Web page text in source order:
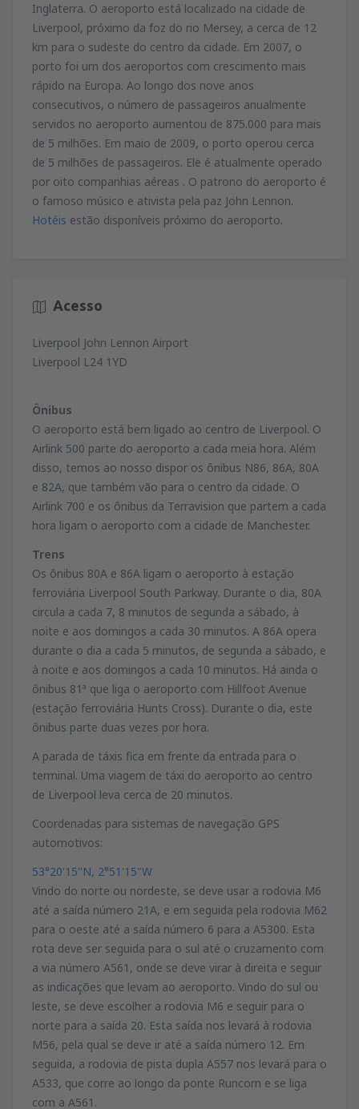
Inglaterra. O aeroporto está localizado na cidade de
Liverpool, próximo da foz do rio Mersey, a cerca de 12
km para o sudeste do centro da cidade. Em 2007, o
porto foi um dos aeroportos com crescimento mais
rápido na Europa. Ao longo dos nove anos
consecutivos, o número de passageiros anualmente
servidos no aeroporto aumentou de 875.000 para mais
de 5 milhões. Em maio de 2009, o porto operou cerca
de 5 milhões de passageiros. Ele é atualmente operado
por oito companhias aéreas . O patrono do aeroporto é
o famoso músico e ativista pela paz John Lennon.
Hotéis estão disponíveis próximo do aeroporto.
Acesso
Liverpool John Lennon Airport
Liverpool L24 1YD
Ônibus
O aeroporto está bem ligado ao centro de Liverpool. O
Airlink 500 parte do aeroporto a cada meia hora. Além
disso, temos ao nosso dispor os ônibus N86, 86A, 80A
e 82A, que também vão para o centro da cidade. O
Airlink 700 e os ônibus da Terravision que partem a cada
hora ligam o aeroporto com a cidade de Manchester.
Trens
Os ônibus 80A e 86A ligam o aeroporto à estação
ferroviária Liverpool South Parkway. Durante o dia, 80A
circula a cada 7, 8 minutos de segunda a sábado, à
noite e aos domingos a cada 30 minutos. A 86A opera
durante o dia a cada 5 minutos, de segunda a sábado, e
à noite e aos domingos a cada 10 minutos. Há ainda o
ônibus 81ª que liga o aeroporto com Hillfoot Avenue
(estação ferroviária Hunts Cross). Durante o dia, este
ônibus parte duas vezes por hora.
A parada de táxis fica em frente da entrada para o
terminal. Uma viagem de táxi do aeroporto ao centro
de Liverpool leva cerca de 20 minutos.
Coordenadas para sistemas de navegação GPS
automotivos:
53°20'15"N, 2°51'15"W
Vindo do norte ou nordeste, se deve usar a rodovia M6
até a saída número 21A, e em seguida pela rodovia M62
para o oeste até a saída número 6 para a A5300. Esta
rota deve ser seguida para o sul até o cruzamento com
a via número A561, onde se deve virar à direita e seguir
as indicações que levam ao aeroporto. Vindo do sul ou
leste, se deve escolher a rodovia M6 e seguir para o
norte para a saída 20. Esta saída nos levará à rodovia
M56, pela qual se deve ir até a saída número 12. Em
seguida, a rodovia de pista dupla A557 nos levará para o
A533, que corre ao longo da ponte Runcorn e se liga
com a A561.